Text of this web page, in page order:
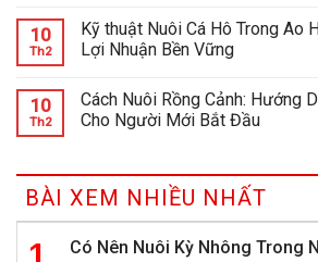
10
Th2
Kỹ thuật Nuôi Cá Hô Trong Ao
Lợi Nhuận Bền Vững
10
Th2
Cách Nuôi Rồng Cảnh: Hướng
Cho Người Mới Bắt Đầu
BÀI XEM NHIỀU NHẤT
Có Nên Nuôi Kỳ Nhông Trong